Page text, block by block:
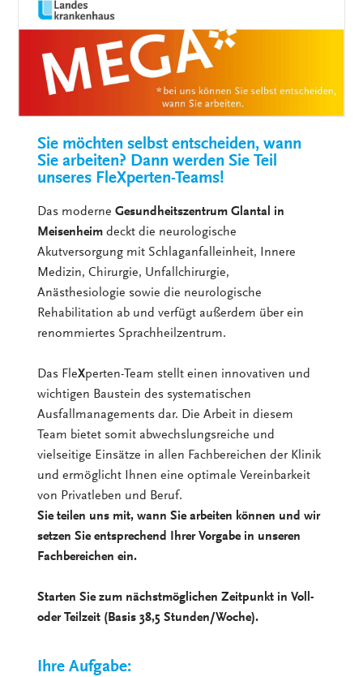
Sie möchten selbst entscheiden, wann
Sie arbeiten? Dann werden Sie Teil
unseres FleXperten-Teams!
Das moderneGesundheitszentrum Glantal in
Meisenheimdeckt die neurologische
Akutversorgung mit Schlaganfalleinheit, Innere
Medizin, Chirurgie, Unfallchirurgie,
Anästhesiologie sowie die neurologische
Rehabilitation ab und verfügt außerdem über ein
renommiertes Sprachheilzentrum.
Das FleXperten-Team stellt einen innovativen und
wichtigen Baustein des systematischen
Ausfallmanagements dar. Die Arbeit in diesem
Team bietet somit abwechslungsreiche und
vielseitige Einsätze in allen Fachbereichen der Klinik
und ermöglicht Ihnen eine optimale Vereinbarkeit
von Privatleben und Beruf.
Sie teilen uns mit, wann Sie arbeiten können und wir
setzen Sie entsprechend Ihrer Vorgabe in unseren
Fachbereichen ein.
Starten Sie zum nächstmöglichen Zeitpunkt in Voll-
oder Teilzeit (Basis 38,5 Stunden/Woche).
Ihre Aufgabe: